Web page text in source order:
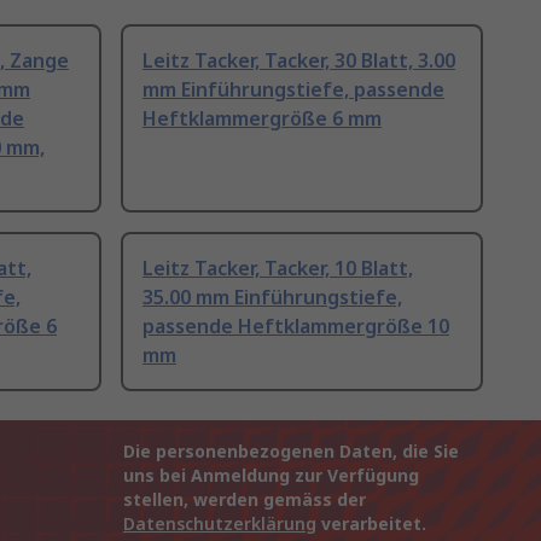
Zange
Leitz Tacker, Tacker, 30 Blatt, 3.00
mm Einführungstiefe, passende
Heftklammergröße 6 mm
6
Leitz Tacker, Tacker, 10 Blatt,
35.00 mm Einführungstiefe,
passende Heftklammergröße 10
mm
Die personenbezogenen Daten, die Sie
uns bei Anmeldung zur Verfügung
stellen, werden gemäss der
Datenschutzerklärung verarbeitet.